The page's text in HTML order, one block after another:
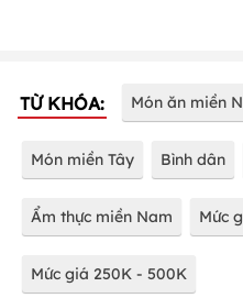
TỪ KHÓA: Món ăn miền
Món miền Tây Bình dân
Ẩm thực miền Nam Mức
Mức giá 250K - 500K